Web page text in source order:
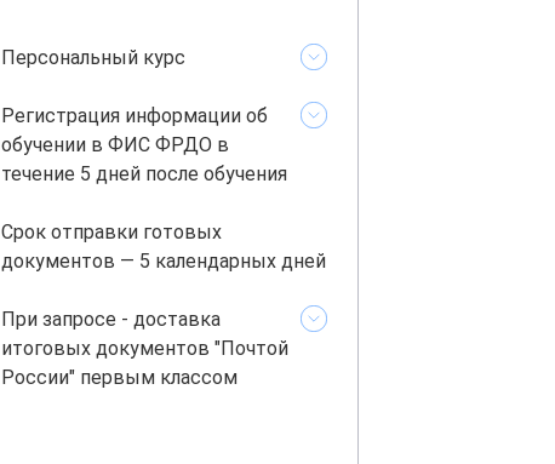
Персональный курс
Регистрация информации об
обучении в ФИС ФРДО в
течение 5 дней после обучения
Срок отправки готовых
документов — 5 календарных дней
При запросе - доставка
итоговых документов "Почтой
России" первым классом